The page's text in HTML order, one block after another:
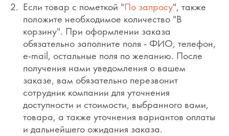
Если товар с пометкой "По запросу", также
положите необходимое количество "В
корзину". При оформлении заказа
обязательно заполните поля - ФИО, телефон,
e-mail, остальные поля по желанию. После
получения нами уведомления о вашем
заказе, вам обязательно перезвонит
сотрудник компании для уточнения
доступности и стоимости, выбранного вами,
товара, а также уточнения вариантов оплаты
и дальнейшего ожидания заказа.